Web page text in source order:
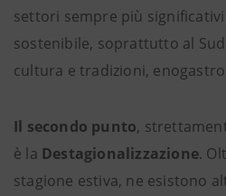
settori sempre più
sostenibile, soprattutto al
cultura e tradizioni,
Il secondo punto,
è la Destagionalizzazione.
stagione estiva, ne esistono